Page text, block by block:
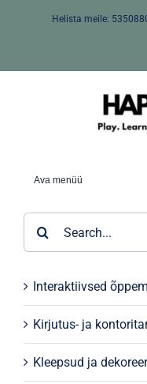
Helista meile:
Ava menüü
Interaktiivsed
Kirjutus- ja
Kleepsud ja